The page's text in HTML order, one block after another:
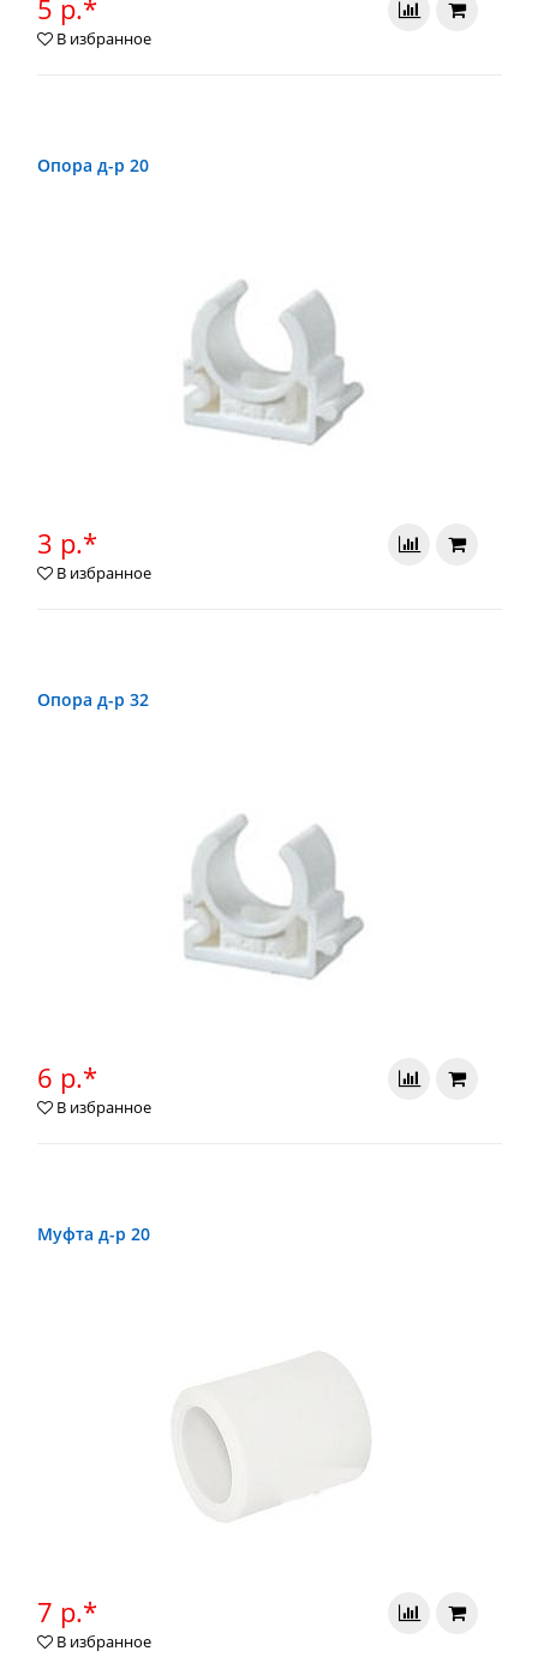
5 р.*
В избранное
Опора д-р 20
3 р.*
В избранное
Опора д-р 32
6 р.*
В избранное
Муфта д-р 20
7 р.*
В избранное